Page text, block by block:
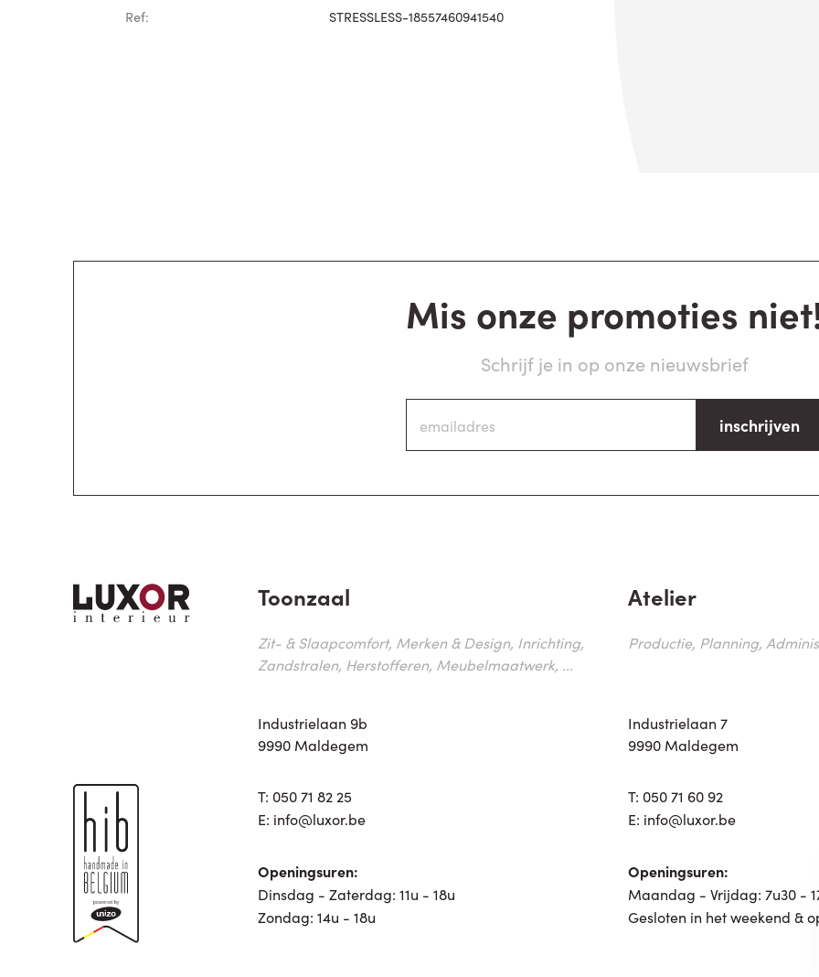
Ref: STRESSLESS-18557460941540
Mis onze promoties
Schrijf je in op onze nieuwsbrief
inschrijven
Toonzaal
Zit- & Slaapcomfort, Merken & Design, Inrichting,
Zandstralen, Herstofferen, Meubelmaatwerk, ...
Industrielaan 9b
9990 Maldegem
T: 050 71 82 25
E: info@luxor.be
Openingsuren:
Dinsdag - Zaterdag: 11u - 18u
Zondag: 14u - 18u
Atelier
Productie, Planning,
Industrielaan 7
9990 Maldegem
T: 050 71 60 92
E: info@luxor.be
Openingsuren:
Maandag - Vrijdag: 7u30 -
Gesloten in het weekend &